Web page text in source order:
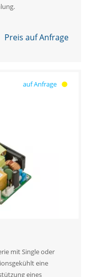
Preis auf Anfrage
auf Anfrage
mit Single oder
eine
eines